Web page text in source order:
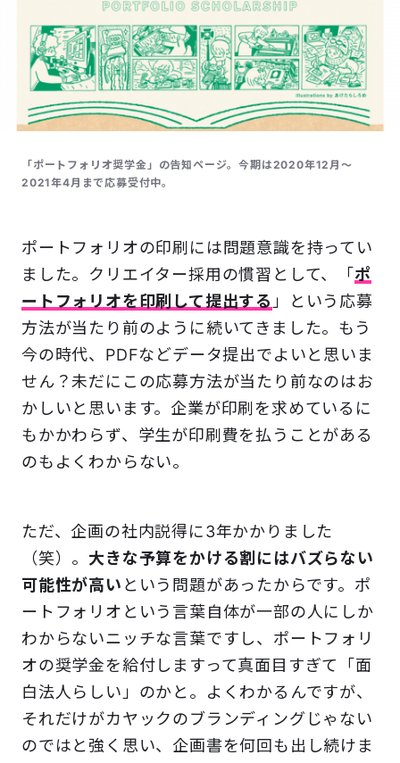
「ポートフォリオ奨学金」の告知ページ。今期は2020年12月～
2021年4月まで応募受付中。
ポートフォリオの印刷には問題意識を持ってい
ました。クリエイター採用の慣習として、「 ポ
ートフォリオを印刷して提出する 」という応募
方法が当たり前のように続いてきました。もう
今の時代、PDFなどデータ提出でよいと思いま
せん？未だにこの応募方法が当たり前なのはお
かしいと思います。企業が印刷を求めているに
もかかわらず、学生が印刷費を払うことがある
のもよくわからない。
ただ、企画の社内説得に3年かかりました
（笑）。 大きな予算をかける割にはバズらない
可能性が高い という問題があったからです。ポ
ートフォリオという言葉自体が一部の人にしか
わからないニッチな言葉ですし、ポートフォリ
オの奨学金を給付しますって真面目すぎて
「面
白法人らしい」のかと 。よくわかるんですが、
それだけがカヤックのブランディングじゃない
のではと強く思い、企画書を何回も出し続けま